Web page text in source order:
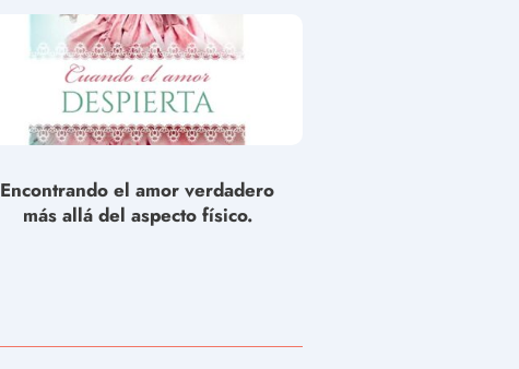
Encontrando el amor verdadero
más allá del aspecto físico.